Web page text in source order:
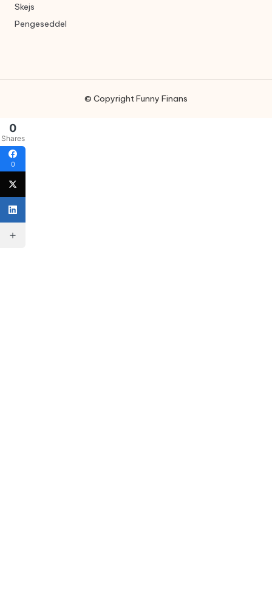
Skejs
Pengeseddel
© Copyright Funny Finans
0
Shares
0